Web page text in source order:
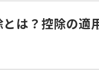
は？控除の適